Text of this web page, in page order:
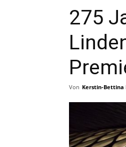
275
Von Kerstin-Bettina